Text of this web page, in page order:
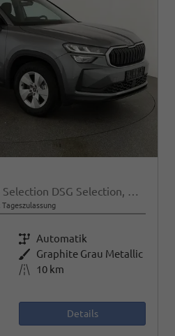
1.5 TSI mHEV 110 kW Selection DSG Selection, AHK, Navi, Side, Kamera, Winter, 4 J.- Garantie
Getriebe Automatik
Außenfarbe Graphite Grau Metallic
Kilometerstand
10 km
Details